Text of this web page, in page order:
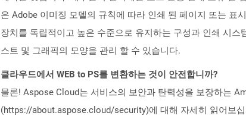
은 Adobe 이미징 모델의 규칙에 따라 인쇄 된 페이지 또는 표
장치를 독립적이고 높은 수준으로 유지하는 구성과 인쇄 시
스트 및 그래픽의 모양을 관리 할 수 ​​있습니다.
클라우드에서 WEB to PS를 변환하는 것이 안전합니까?
물론! Aspose Cloud는 서비스의 보안과 탄력성을 보장하는
(https://about.aspose.cloud/security)에 대해 자세히 읽어보